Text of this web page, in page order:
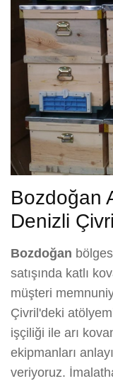
Bozdoğan
Denizli
Bozdoğan
satışında katlı
müşteri
Çivril'deki
işçiliği ile arı
ekipmanları
veriyoruz.